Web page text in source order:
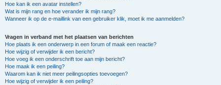
Hoe kan ik een avatar instellen?
Wat is mijn rang en hoe verander ik mijn rang?
Wanneer ik op de e-maillink van een gebruiker klik, moet ik me aanmelden?
Vragen in verband met het plaatsen van berichten
Hoe plaats ik een onderwerp in een forum of maak een reactie?
Hoe wijzig of verwijder ik een bericht?
Hoe voeg ik een onderschrift toe aan mijn bericht?
Hoe maak ik een peiling?
Waarom kan ik niet meer peilingsopties toevoegen?
Hoe wijzig of verwijder ik een peiling?